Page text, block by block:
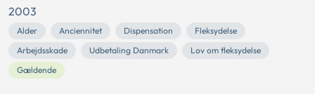
2003
Alder Anciennitet Dispensation
Fleksydelse
Arbejdsskade
Udbetaling Danmark
Lov om fleksydelse
Gældende